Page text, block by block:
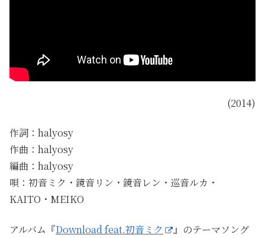
(2014)
作詞：halyosy
作曲：halyosy
編曲：halyosy
唄：初音ミク・鏡音リン・鏡音レン・巡音ルカ・
KAITO・MEIKO
アルバム『Download feat.初音ミク
』のテーマソング